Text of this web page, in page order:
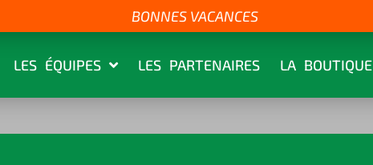
BONNES VACANCES
LES ÉQUIPES LES PARTENAIRES LA BOUTIQUE